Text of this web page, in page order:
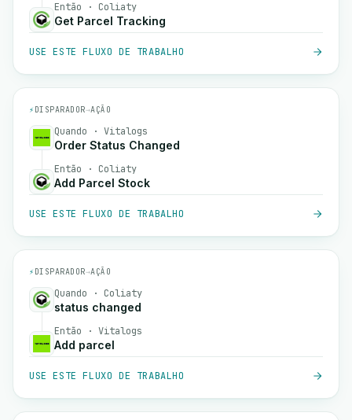
Então · Coliaty
Get Parcel Tracking
USE ESTE FLUXO DE TRABALHO
⚡ DISPARADOR→AÇÃO
Quando · Vitalogs
Order Status Changed
Então · Coliaty
Add Parcel Stock
USE ESTE FLUXO DE TRABALHO
⚡ DISPARADOR→AÇÃO
Quando · Coliaty
status changed
Então · Vitalogs
Add parcel
USE ESTE FLUXO DE TRABALHO